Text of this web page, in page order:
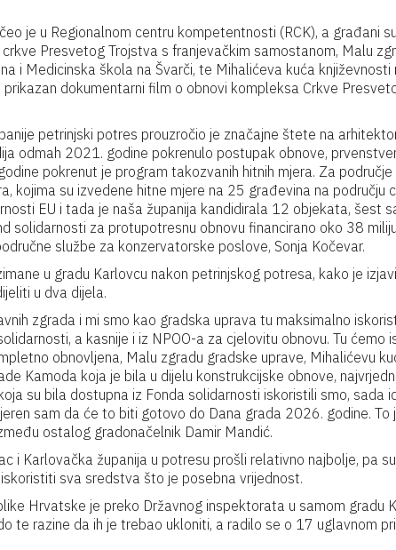
je u Regionalnom centru kompetentnosti (RCK), a građani
Presvetog Trojstva s franjevačkim samostanom, Malu
i Medicinska škola na Švarči, te Mihalićeva kuća književnosti
prikazan dokumentarni film o obnovi kompleksa Crkve
petrinjski potres prouzročio je značajne štete na
odmah 2021. godine pokrenulo postupak obnove,
pokrenut je program takozvanih hitnih mjera. Za područje
kojima su izvedene hitne mjere na 25 građevina na području
EU i tada je naša županija kandidirala 12 objekata, šest
solidarnosti za protupotresnu obnovu financirano oko 38
službe za konzervatorske poslove, Sonja Kočevar.
u gradu Karlovcu nakon petrinjskog potresa, kako je
u dva dijela.
zgrada i mi smo kao gradska uprava tu maksimalno
a kasnije i iz NPOO-a za cjelovitu obnovu. Tu ćemo
obnovljena, Malu zgradu gradske uprave, Mihalićevu
Kamoda koja je bila u dijelu konstrukcijske obnove,
su bila dostupna iz Fonda solidarnosti iskoristili smo, sada
sam da će to biti gotovo do Dana grada 2026. godine. To
ostalog gradonačelnik Damir Mandić.
i Karlovačka županija u potresu prošli relativno najbolje, pa su
sva sredstva što je posebna vrijednost.
Hrvatske je preko Državnog inspektorata u samom gradu
te razine da ih je trebao ukloniti, a radilo se o 17 uglavnom